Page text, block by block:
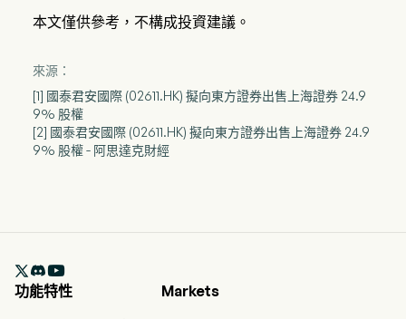
本文僅供參考，不構成投資建議。
來源：
[1] 國泰君安國際 (02611.HK) 擬向東方證券出售上海證券 24.9
9% 股權
[2] 國泰君安國際 (02611.HK) 擬向東方證券出售上海證券 24.9
9% 股權 - 阿思達克財經

功能特性
Markets